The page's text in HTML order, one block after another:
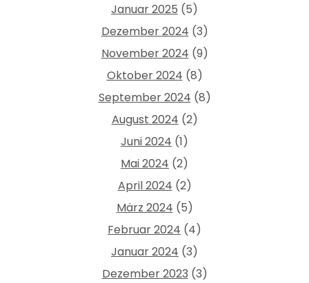
Januar 2025 (5)
Dezember 2024 (3)
November 2024 (9)
Oktober 2024 (8)
September 2024 (8)
August 2024 (2)
Juni 2024 (1)
Mai 2024 (2)
April 2024 (2)
März 2024 (5)
Februar 2024 (4)
Januar 2024 (3)
Dezember 2023 (3)